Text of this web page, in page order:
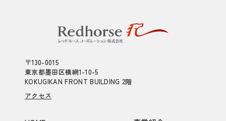
〒130-0015
東京都墨田区横網1-10-5
KOKUGIKAN FRONT BUILDING 2階
アクセス